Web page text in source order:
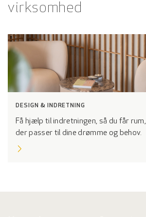
virksomhed
DESIGN & INDRETNING
Få hjælp til indretningen, så du får rum,
der passer til dine drømme og behov.